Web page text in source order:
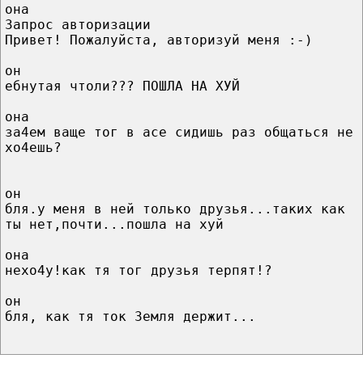
она
Запрос авторизации
Привет! Пожалуйста, авторизуй меня :-)
он
ебнутая чтоли??? ПОШЛА НА ХУЙ
она
за4ем ваще тог в асе сидишь раз общаться не
хо4ешь?
он
бля.у меня в ней только друзья...таких как
ты нет,почти...пошла на хуй
она
нехо4у!как тя тог друзья терпят!?
он
бля, как тя ток Земля держит...